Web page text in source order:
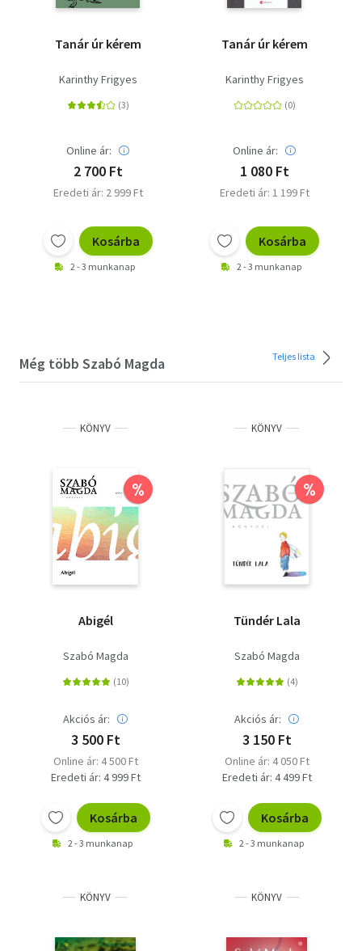
Tanár úr kérem
Karinthy Frigyes
Online ár:
2 700 Ft
Eredeti ár: 2 999 Ft
Kosárba
2 - 3 munkanap
Tanár úr kérem
Karinthy Frigyes
Online ár:
1 080 Ft
Eredeti ár: 1 199 Ft
Kosárba
2 - 3 munkanap
Még több Szabó Magda Teljes lista
KÖNYV
%
Abigél
Szabó Magda
Akciós ár:
3 500 Ft
Online ár: 4 500 Ft
Eredeti ár: 4 999 Ft
Kosárba
2 - 3 munkanap
KÖNYV
%
Tündér Lala
Szabó Magda
Akciós ár:
3 150 Ft
Online ár: 4 050 Ft
Eredeti ár: 4 499 Ft
Kosárba
2 - 3 munkanap
KÖNYV KÖNYV